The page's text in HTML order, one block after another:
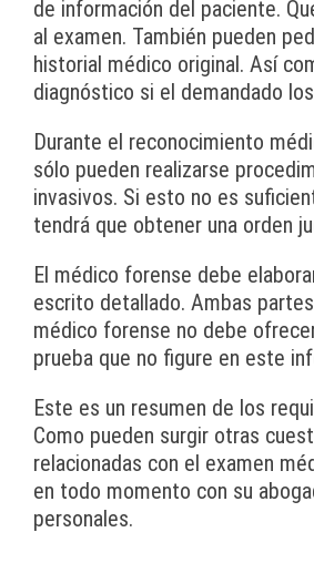
de información del paciente.
al examen. También pueden
historial médico original. Así
diagnóstico si el demandado
Durante el reconocimiento
sólo pueden realizarse
invasivos. Si esto no es
tendrá que obtener una orden
El médico forense debe
escrito detallado. Ambas
médico forense no debe
prueba que no figure en este
Este es un resumen de los
Como pueden surgir otras
relacionadas con el examen
en todo momento con su
personales.